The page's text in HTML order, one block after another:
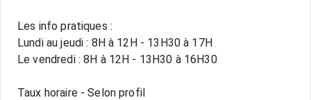
Les info pratiques :
Lundi au jeudi : 8H à 12H - 13H30 à 17H
Le vendredi : 8H à 12H - 13H30 à 16H30
Taux horaire - Selon profil